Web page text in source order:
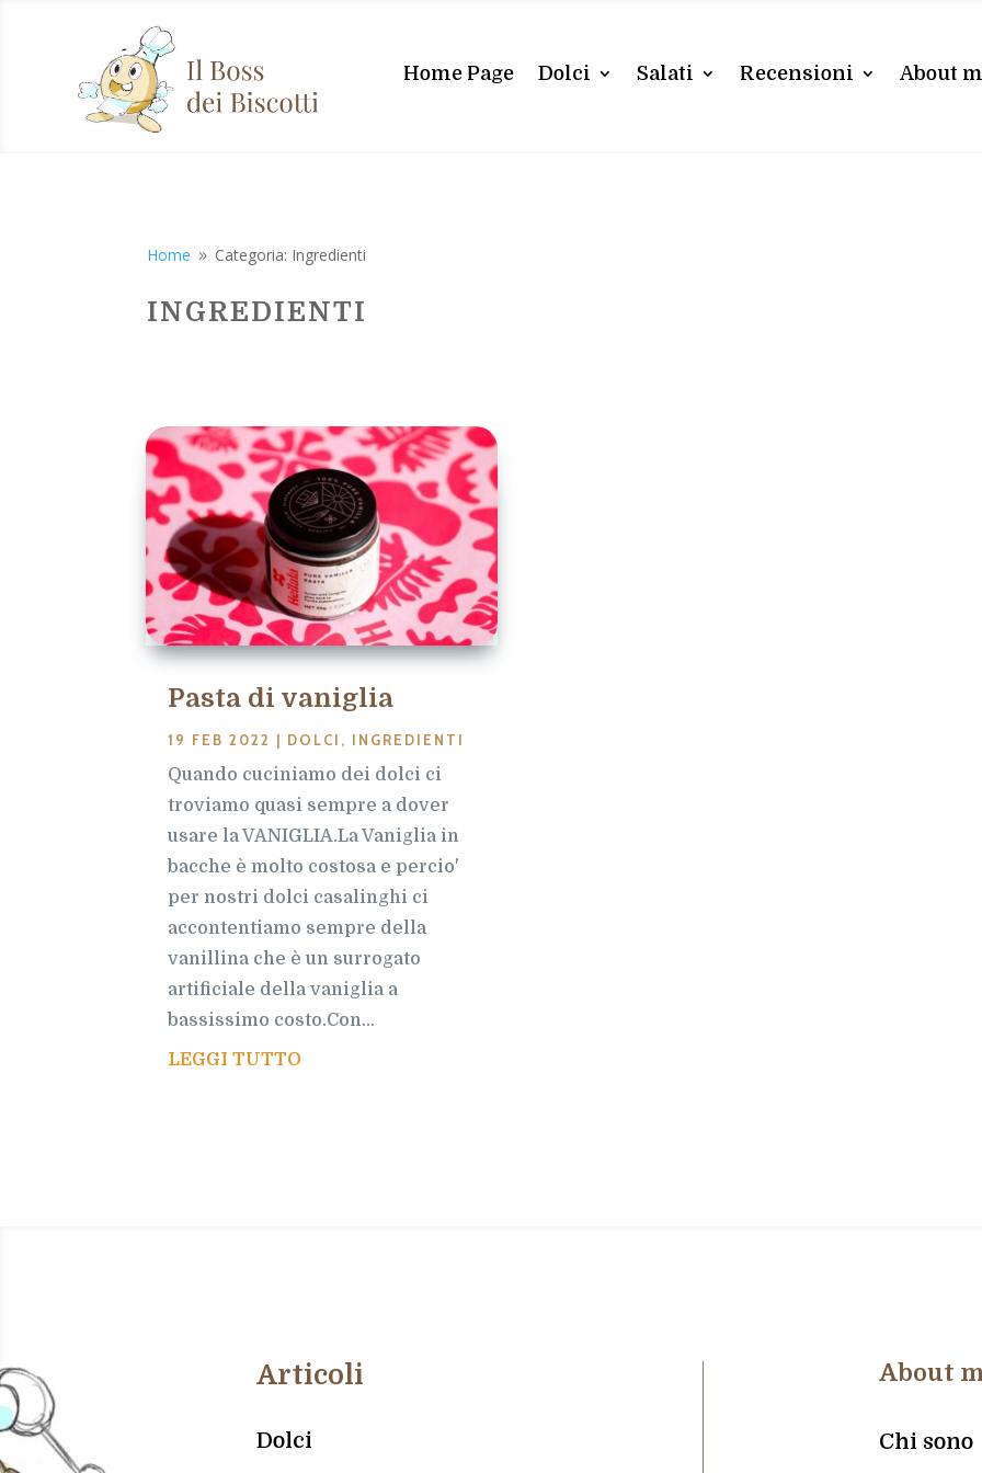
Home Page Dolci Salati Recensioni About
Home 9 Categoria: Ingredienti
INGREDIENTI
Pasta di vaniglia
19 FEB 2022 | DOLCI , INGREDIENTI
Quando cuciniamo dei dolci ci
troviamo quasi sempre a dover
usare la VANIGLIA.La Vaniglia in
bacche è molto costosa e percio'
per nostri dolci casalinghi ci
accontentiamo sempre della
vanillina che è un surrogato
artificiale della vaniglia a
bassissimo costo.Con...
LEGGI TUTTO
Articoli
Dolci
About
Chi sono